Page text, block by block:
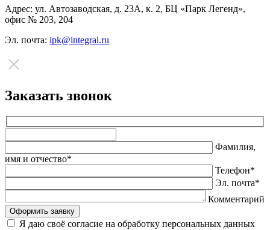
Адрес: ул. Автозаводская, д. 23А, к. 2, БЦ «Парк Легенд»,
офис № 203, 204
Эл. почта: ipk@integral.ru
Заказать звонок
это
поле
пустым.
Фамилия,
имя и отчество*
Телефон*
Эл. почта*
Комментарий
Я даю своё согласие на обработку персональных данных